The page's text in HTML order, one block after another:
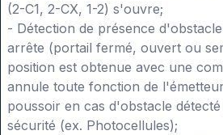
(2-C1, 2-CX, 1-2) s'ouvre;
- Détection de présence
arrête (portail fermé, ouvert ou
position est obtenue avec une
annule toute fonction de
poussoir en cas d'obstacle
sécurité (ex. Photocellules);